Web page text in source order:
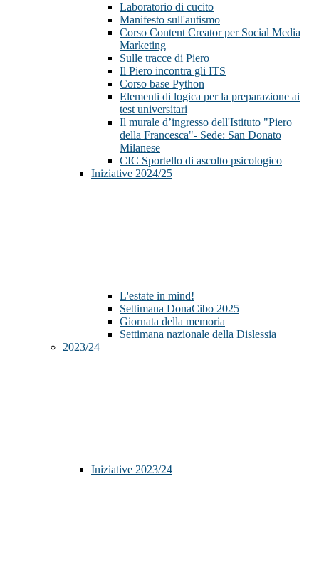
Laboratorio di cucito
Manifesto sull'autismo
Corso Content Creator per Social Media
Marketing
Sulle tracce di Piero
Il Piero incontra gli ITS
Corso base Python
Elementi di logica per la preparazione ai
test universitari
Il murale d’ingresso dell'Istituto "Piero
della Francesca"- Sede: San Donato
Milanese
CIC Sportello di ascolto psicologico
Iniziative 2024/25
L'estate in mind!
Settimana DonaCibo 2025
Giornata della memoria
Settimana nazionale della Dislessia
2023/24
Iniziative 2023/24